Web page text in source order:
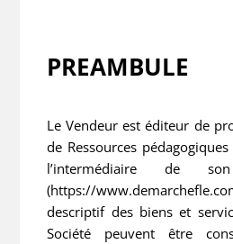
PREAMBULE
Le Vendeur est éditeur de
de Ressources
l’intermédiaire de
(https://
descriptif des biens et
Société peuvent être